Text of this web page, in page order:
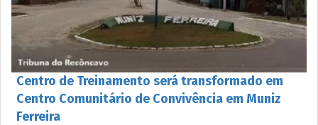
Centro de Treinamento será transformado em
Centro Comunitário de Convivência em Muniz
Ferreira